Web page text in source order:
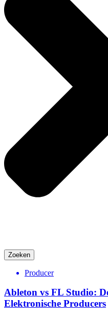
Zoeken
Producer
Ableton vs FL Studio:
Elektronische Producers